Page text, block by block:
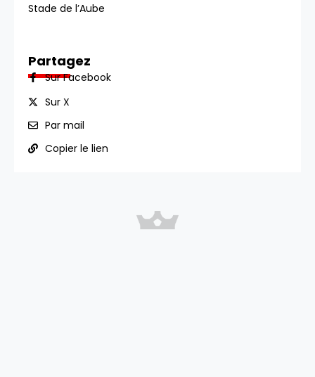
Stade de l’Aube
Partagez
Sur Facebook
Sur X
Par mail
Copier le lien